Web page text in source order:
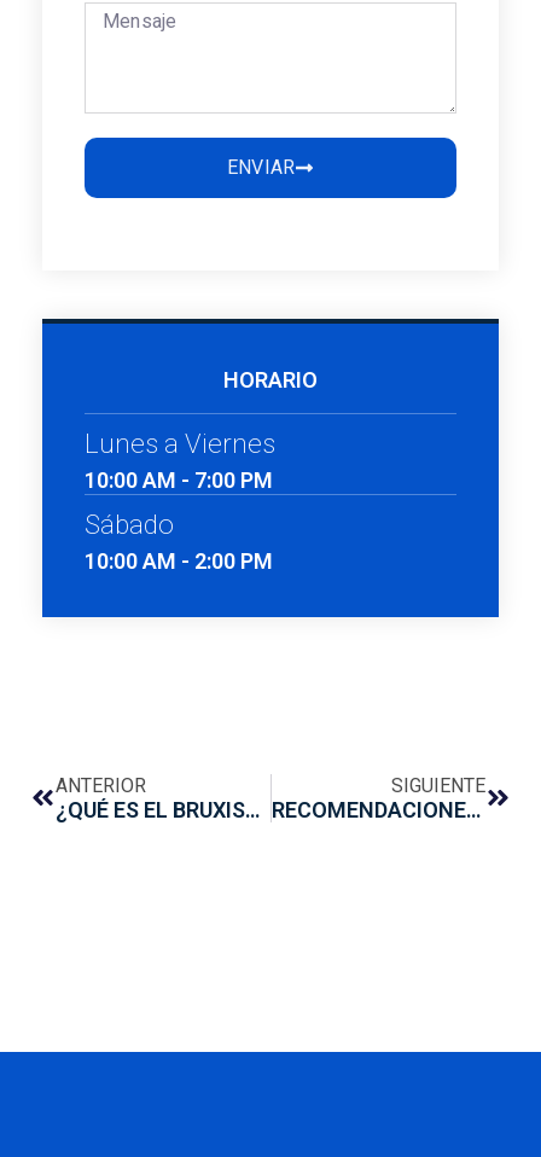
ENVIAR
HORARIO
Lunes a Viernes
10:00 AM - 7:00 PM
Sábado
10:00 AM - 2:00 PM
ANTERIOR
¿QUÉ ES EL BRUXISMO Y CÓMO AFECTA A LOS DIENTES?
SIGUIENTE
RECOMENDACIONES PARA SUPERAR EL MIEDO AL DENTISTA